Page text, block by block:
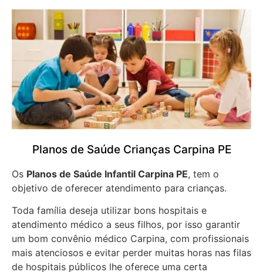
Planos de Saúde Crianças Carpina PE
Os Planos de Saúde Infantil Carpina PE, tem o
objetivo de oferecer atendimento para crianças.
Toda família deseja utilizar bons hospitais e
atendimento médico a seus filhos, por isso garantir
um bom convênio médico Carpina, com profissionais
mais atenciosos e evitar perder muitas horas nas filas
de hospitais públicos lhe oferece uma certa